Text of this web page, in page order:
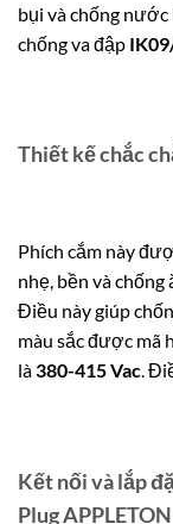
bụi và chống nước
chống va đập
Thiết kế chắc
Phích cắm này
nhẹ, bền và
Điều này giúp
màu sắc được mã
là380-415 Vac.
Kết nối và lắp
Plug